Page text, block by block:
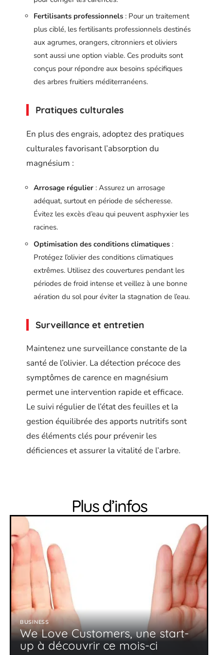
Fertilisants professionnels : Pour un traitement
plus ciblé, les fertilisants professionnels destinés
aux agrumes, orangers, citronniers et oliviers
sont aussi une option viable. Ces produits sont
conçus pour répondre aux besoins spécifiques
des arbres fruitiers méditerranéens.
Pratiques culturales
En plus des engrais, adoptez des pratiques
culturales favorisant l’absorption du
magnésium :
Arrosage régulier : Assurez un arrosage
adéquat, surtout en période de sécheresse.
Évitez les excès d’eau qui peuvent asphyxier les
racines.
Optimisation des conditions climatiques :
Protégez l’olivier des conditions climatiques
extrêmes. Utilisez des couvertures pendant les
périodes de froid intense et veillez à une bonne
aération du sol pour éviter la stagnation de l’eau.
Surveillance et entretien
Maintenez une surveillance constante de la
santé de l’olivier. La détection précoce des
symptômes de carence en magnésium
permet une intervention rapide et efficace.
Le suivi régulier de l’état des feuilles et la
gestion équilibrée des apports nutritifs sont
des éléments clés pour prévenir les
déficiences et assurer la vitalité de l’arbre.
Plus d’infos
BUSINESS
We Love Customers, une start-
up à découvrir ce mois-ci